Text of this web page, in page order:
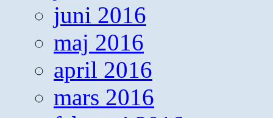
juni 2016
maj 2016
april 2016
mars 2016